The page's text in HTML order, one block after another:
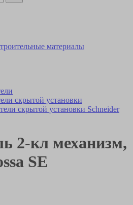
материалы
скрытой установки
скрытой установки Schneider
2-кл механизм,
SE